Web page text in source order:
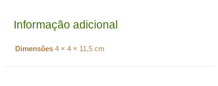
Informação adicional
Dimensões 4 × 4 × 11,5 cm